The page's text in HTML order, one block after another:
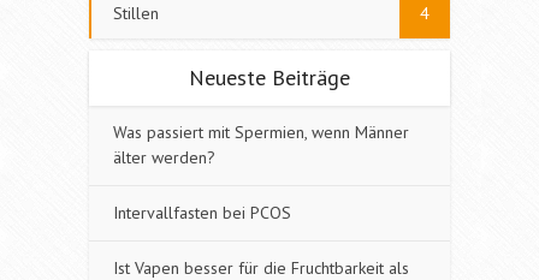
Stillen 4
Neueste Beiträge
Was passiert mit Spermien, wenn Männer
älter werden?
Intervallfasten bei PCOS
Ist Vapen besser für die Fruchtbarkeit als